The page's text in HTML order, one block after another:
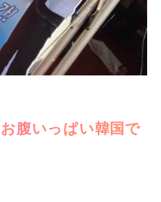
腹いっぱい韓国で